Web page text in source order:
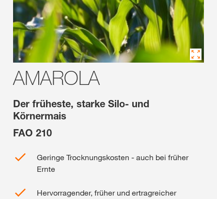
AMAROLA
Der früheste, starke Silo- und
Körnermais
FAO 210
Geringe Trocknungskosten - auch bei früher
Ernte
Hervorragender, früher und ertragreicher